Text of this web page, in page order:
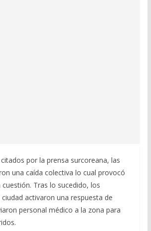
por la prensa surcoreana, las
una caída colectiva lo cual provocó
Tras lo sucedido, los
activaron una respuesta de
personal médico a la zona para